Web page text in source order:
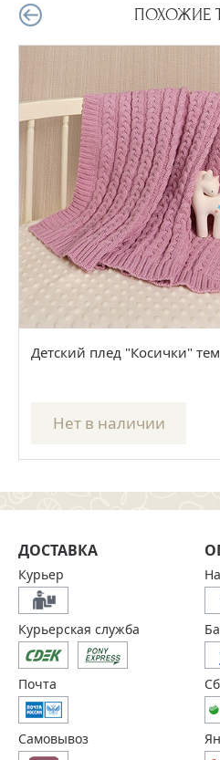
ПОХОЖИЕ
Детский плед "Косички"
Нет в наличии
ДОСТАВКА
Курьер
Курьерская служба
Почта
Самовывоз